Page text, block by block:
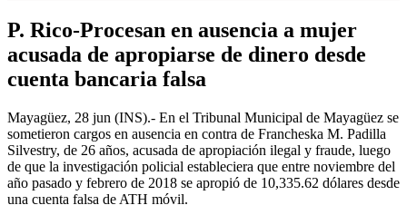
P. Rico-Procesan en ausencia a mujer
acusada de apropiarse de dinero desde
cuenta bancaria falsa
Mayagüez, 28 jun (INS).- En el Tribunal Municipal de Mayagüez se
sometieron cargos en ausencia en contra de Francheska M. Padilla
Silvestry, de 26 años, acusada de apropiación ilegal y fraude, luego
de que la investigación policial estableciera que entre noviembre del
año pasado y febrero de 2018 se apropió de 10,335.62 dólares desde
una cuenta falsa de ATH móvil.